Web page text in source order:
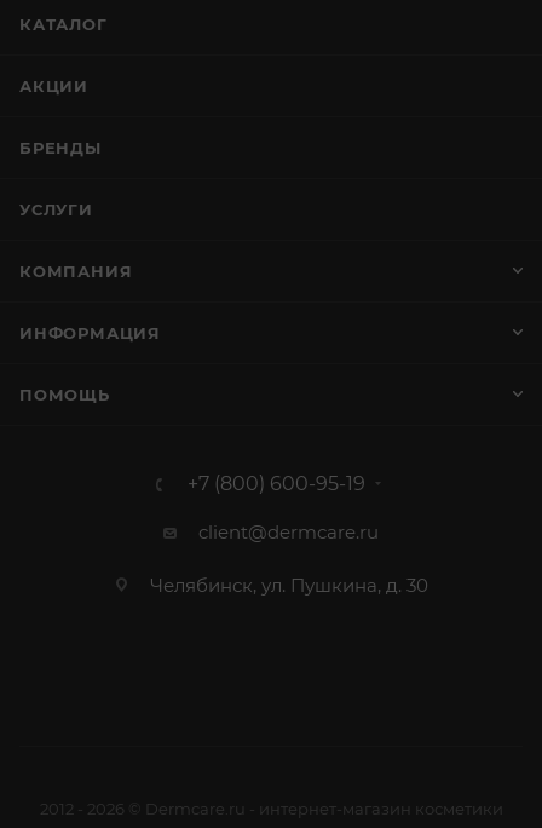
КАТАЛОГ
АКЦИИ
БРЕНДЫ
УСЛУГИ
КОМПАНИЯ
ИНФОРМАЦИЯ
ПОМОЩЬ
+7 (800) 600-95-19
client@dermcare.ru
Челябинск, ул. Пушкина, д. 30
2012 - 2026 © Dermcare.ru - интернет-магазин косметики